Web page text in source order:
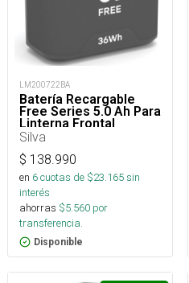
LM200722BA
Batería Recargable
Free Series 5.0 Ah Para
Linterna Frontal
Silva
$ 138.990
en 6cuotas de $23.165sin
interés
ahorras $5.560 por
transferencia.
Disponible